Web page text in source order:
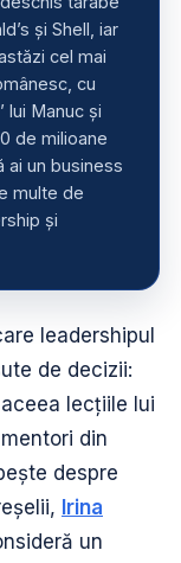
și Shell, iar
cel mai
cu
lui Manuc și
de milioane
ai un business
multe de
și
leadershipul
de decizii:
lecțiile lui
din
despre
Irina
un